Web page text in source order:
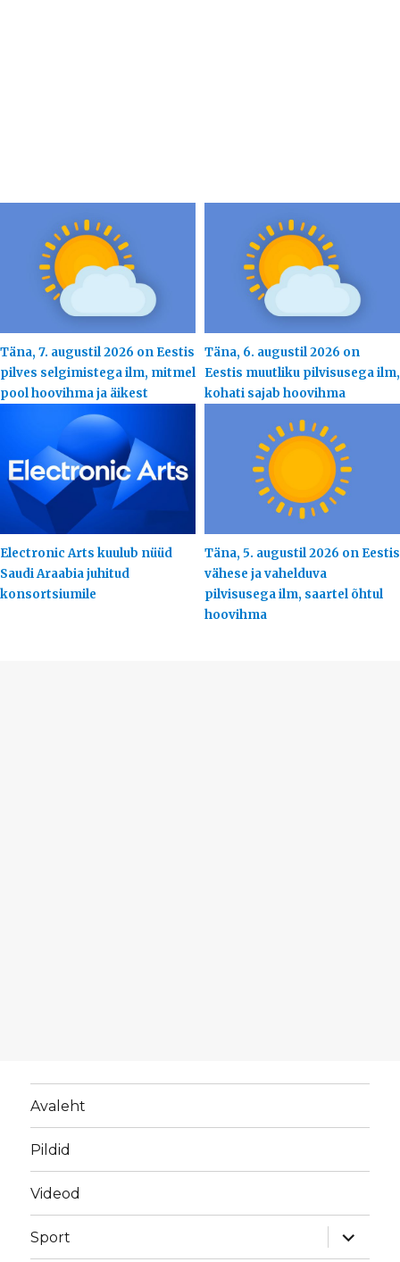
Täna, 7. augustil 2026 on Eestis
pilves selgimistega ilm, mitmel
pool hoovihma ja äikest
Täna, 6. augustil 2026 on
Eestis muutliku pilvisusega ilm,
kohati sajab hoovihma
Electronic Arts kuulub nüüd
Saudi Araabia juhitud
konsortsiumile
Täna, 5. augustil 2026 on Eestis
vähese ja vahelduva
pilvisusega ilm, saartel õhtul
hoovihma
Avaleht
Pildid
Videod
Sport
laienda